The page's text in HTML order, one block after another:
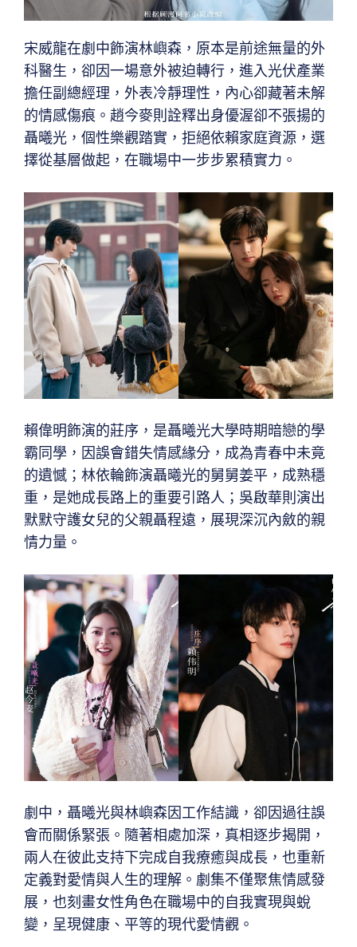
宋威龍在劇中飾演林嶼森，原本是前途無量的外
科醫生，卻因一場意外被迫轉行，進入光伏產業
擔任副總經理，外表冷靜理性，內心卻藏著未解
的情感傷痕。趙今麥則詮釋出身優渥卻不張揚的
聶曦光，個性樂觀踏實，拒絕依賴家庭資源，選
擇從基層做起，在職場中一步步累積實力。
賴偉明飾演的莊序，是聶曦光大學時期暗戀的學
霸同學，因誤會錯失情感緣分，成為青春中未竟
的遺憾；林依輪飾演聶曦光的舅舅姜平，成熟穩
重，是她成長路上的重要引路人；吳啟華則演出
默默守護女兒的父親聶程遠，展現深沉內斂的親
情力量。
劇中，聶曦光與林嶼森因工作結識，卻因過往誤
會而關係緊張。隨著相處加深，真相逐步揭開，
兩人在彼此支持下完成自我療癒與成長，也重新
定義對愛情與人生的理解。劇集不僅聚焦情感發
展，也刻畫女性角色在職場中的自我實現與蛻
變，呈現健康、平等的現代愛情觀。